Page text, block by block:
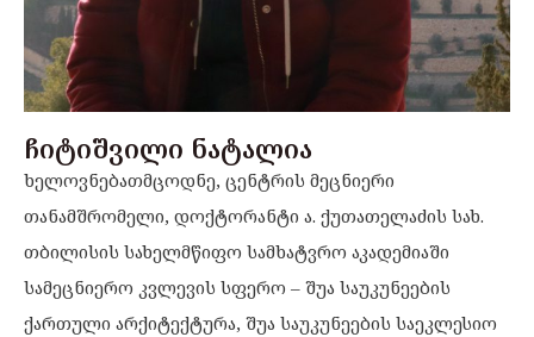
ჩიტიშვილი ნატალია
ხელოვნებათმცოდნე, ცენტრის მეცნიერი
თანამშრომელი, დოქტორანტი ა. ქუთათელაძის სახ.
თბილისის სახელმწიფო სამხატვრო აკადემიაში
სამეცნიერო კვლევის სფერო – შუა საუკუნეების
ქართული არქიტექტურა, შუა საუკუნეების საეკლესიო